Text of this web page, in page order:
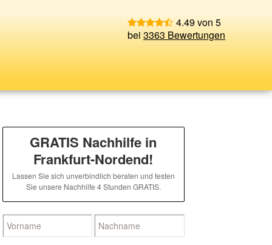
4.49 von 5
bei 3363 Bewertungen
GRATIS Nachhilfe in
Frankfurt-Nordend!
Lassen Sie sich unverbindlich beraten und testen
Sie unsere Nachhilfe 4 Stunden GRATIS.